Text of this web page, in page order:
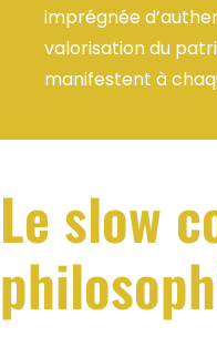
imprégnée
valorisation du
manifestent à
Le slow